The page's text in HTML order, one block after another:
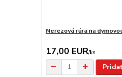
Nerezová rúra na
17,00 EUR/ks